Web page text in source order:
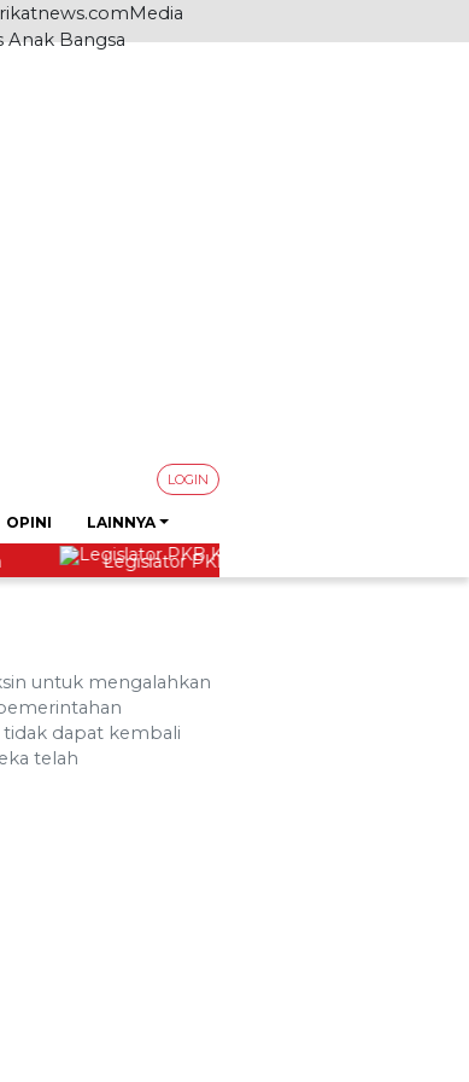
LOGIN
OPINI
LAINNYA
Legislator PKB Kecam Aksi Nirempati Nakes
untuk mengalahkan
dapat kembali
telah